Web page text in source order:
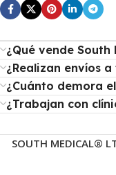
¿Qué vende South
¿Realizan envíos
¿Cuánto demora
¿Trabajan con
SOUTH MEDICAL®